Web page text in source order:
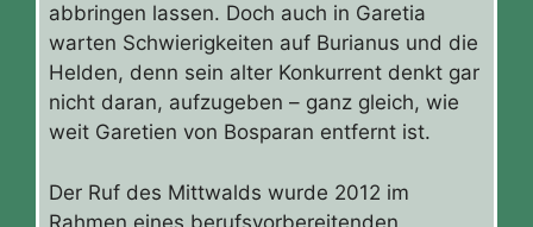
abbringen lassen. Doch auch in Garetia
warten Schwierigkeiten auf Burianus und die
Helden, denn sein alter Konkurrent denkt gar
nicht daran, aufzugeben – ganz gleich, wie
weit Garetien von Bosparan entfernt ist.
Der Ruf des Mittwalds wurde 2012 im
Rahmen eines berufsvorbereitenden